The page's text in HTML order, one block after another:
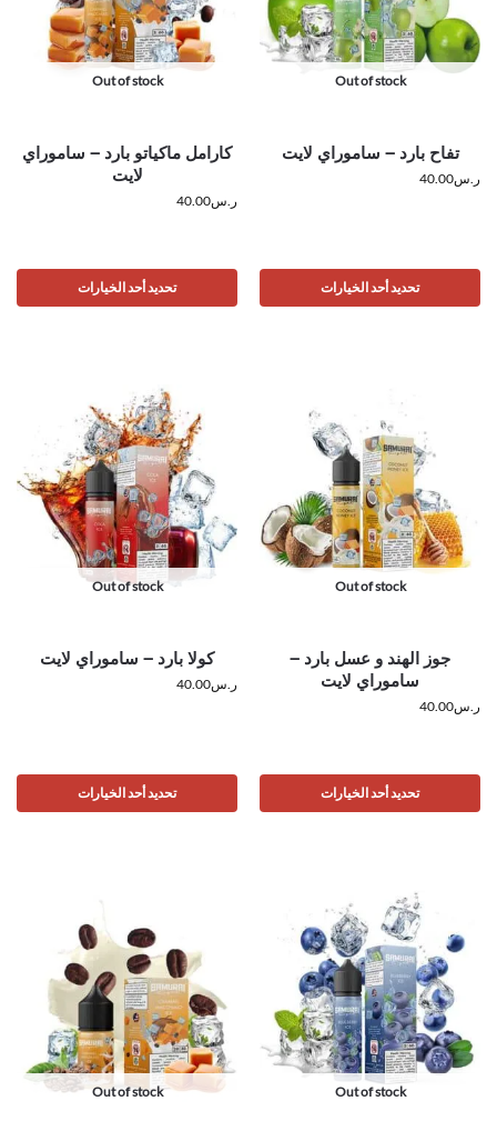
Out of stock
تفاح بارد – ساموراي لايت
ر.س40.00
تحديد أحد الخيارات
Out of stock
كارامل ماكياتو بارد – ساموراي
لايت
ر.س40.00
تحديد أحد الخيارات
Out of stock
جوز الهند و عسل بارد –
ساموراي لايت
ر.س40.00
تحديد أحد الخيارات
Out of stock
كولا بارد – ساموراي لايت
ر.س40.00
تحديد أحد الخيارات
Out of stock
Out of stock